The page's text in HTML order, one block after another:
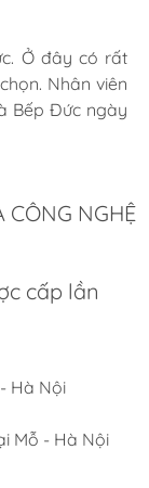
Ở đây có rất
Nhân viên
Bếp Đức ngày
Ở đây có rất
Nhân viên
Bếp Đức ngày
Ở đây có rất
Nhân viên
Bếp Đức ngày
CÔNG NGHỆ
cấp lần
Hà Nội
Mỗ - Hà Nội